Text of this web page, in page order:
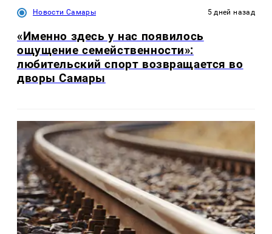
Новости Самары 5 дней назад
«Именно здесь у нас появилось
ощущение семейственности»:
любительский спорт возвращается во
дворы Самары